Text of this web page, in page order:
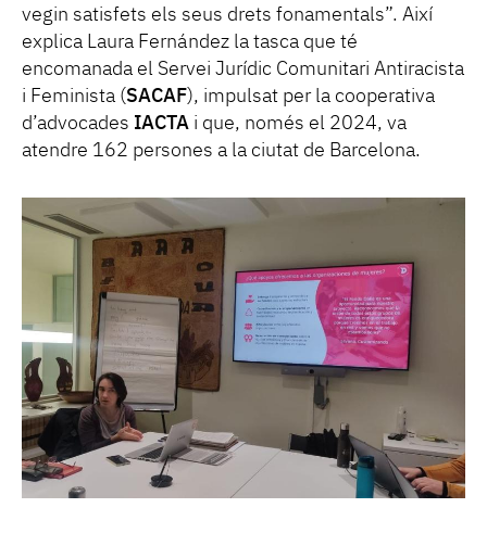
vegin satisfets els seus drets fonamentals”. Així
explica Laura Fernández la tasca que té
encomanada el Servei Jurídic Comunitari Antiracista
i Feminista (SACAF), impulsat per la cooperativa
d’advocades IACTA i que, només el 2024, va
atendre 162 persones a la ciutat de Barcelona.